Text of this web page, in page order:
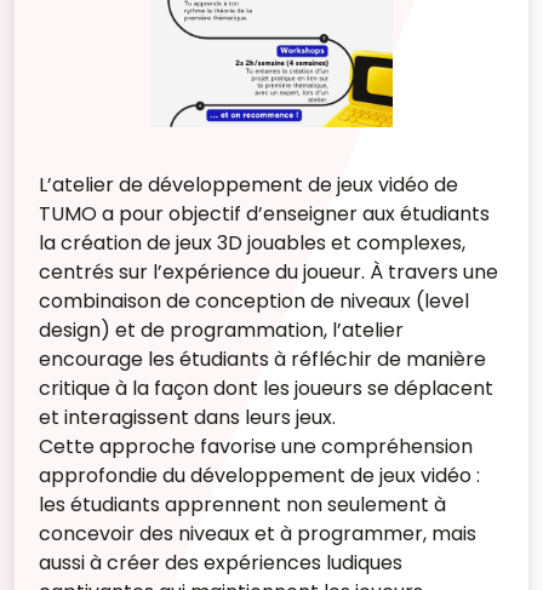
L’atelier de développement de jeux vidéo de
TUMO a pour objectif d’enseigner aux étudiants
la création de jeux 3D jouables et complexes,
centrés sur l’expérience du joueur. À travers une
combinaison de conception de niveaux (level
design) et de programmation, l’atelier
encourage les étudiants à réfléchir de manière
critique à la façon dont les joueurs se déplacent
et interagissent dans leurs jeux.
Cette approche favorise une compréhension
approfondie du développement de jeux vidéo :
les étudiants apprennent non seulement à
concevoir des niveaux et à programmer, mais
aussi à créer des expériences ludiques